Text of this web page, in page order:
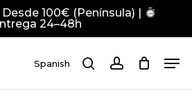
100€ (Península) |
24–48h
Spanish searchaccount
Close
Menu